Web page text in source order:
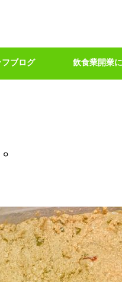
ブログ 飲食業開業